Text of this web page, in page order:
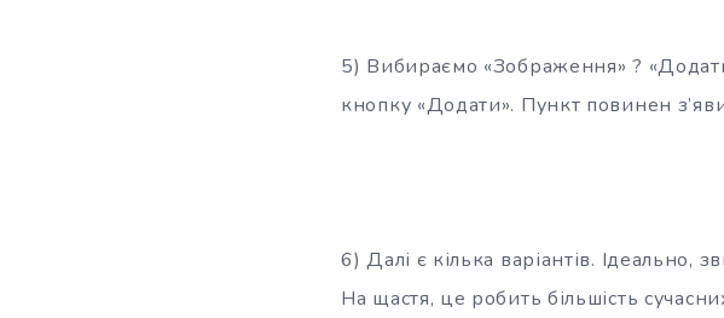
5) Вибираємо «Зображення» ?
кнопку «Додати». Пункт повинен
6) Далі є кілька варіантів.
На щастя, це робить більшість